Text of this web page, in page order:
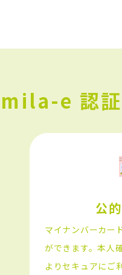
mila-e 認証
公
マイナンバーカー
ができます。本人
よりセキュアにご